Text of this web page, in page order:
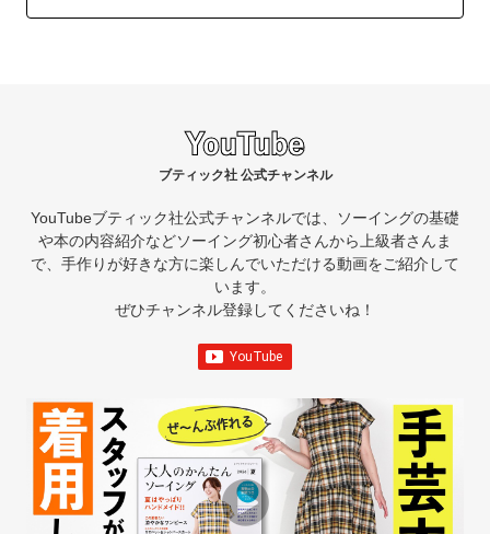
ブティック社 公式チャンネル
YouTubeブティック社公式チャンネルでは、ソーイングの基礎
や本の内容紹介などソーイング初心者さんから上級者さんま
で、手作りが好きな方に楽しんでいただける動画をご紹介して
います。
ぜひチャンネル登録してくださいね！